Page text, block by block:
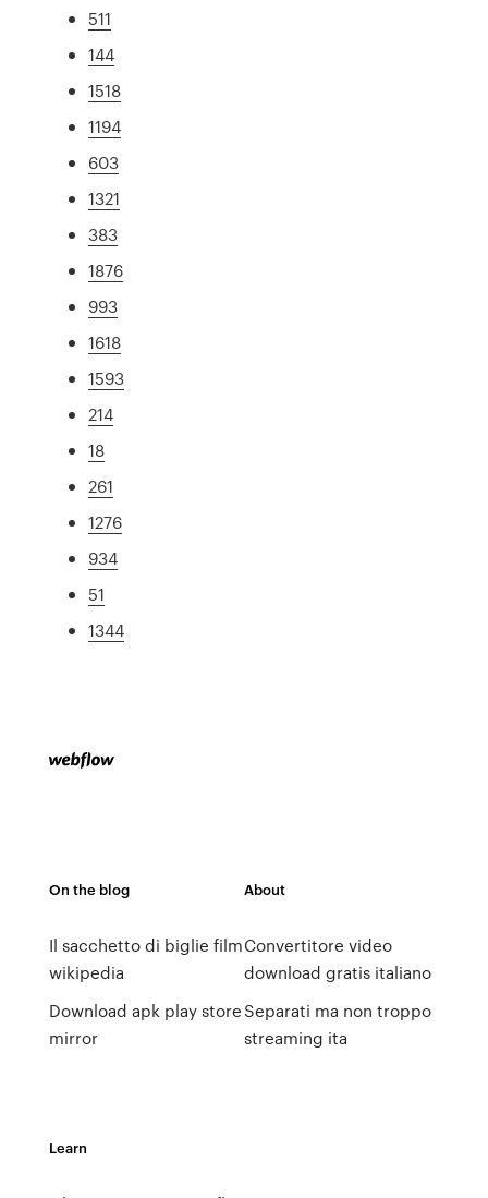
511
144
1518
1194
603
1321
383
1876
993
1618
1593
214
18
261
1276
934
51
1344
On the blog
Il sacchetto di biglie film
wikipedia
Download apk play store
mirror
About
Convertitore video
download gratis italiano
Separati ma non troppo
streaming ita
Learn